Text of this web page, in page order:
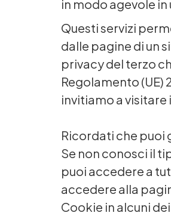
in modo agevole
Questi servizi
dalle pagine di un
privacy del terzo
Regolamento
invitiamo a
Ricordati che puoi
Se non conosci il
puoi accedere a
accedere alla
Cookie in alcuni